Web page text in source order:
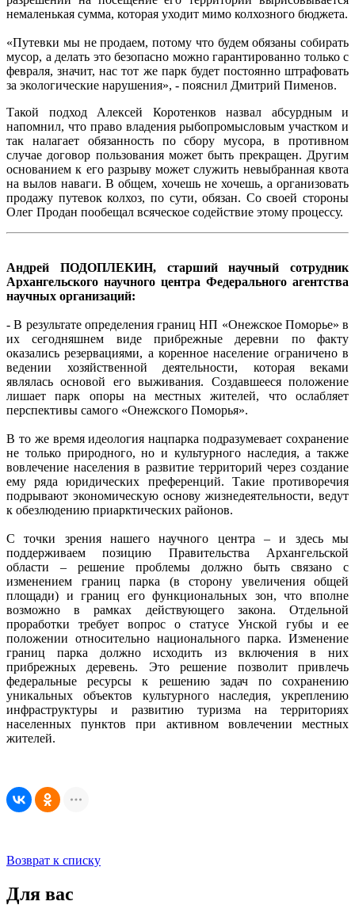
немаленькая сумма, которая уходит мимо колхозного бюджета.
«Путевки мы не продаем, потому что будем обязаны собирать
мусор, а делать это безопасно можно гарантированно только с
февраля, значит, нас тот же парк будет постоянно штрафовать
за экологические нарушения», - пояснил Дмитрий Пименов.
Такой подход Алексей Коротенков назвал абсурдным и
напомнил, что право владения рыбопромысловым участком и
так налагает обязанность по сбору мусора, в противном
случае договор пользования может быть прекращен. Другим
основанием к его разрыву может служить невыбранная квота
на вылов наваги. В общем, хочешь не хочешь, а организовать
продажу путевок колхоз, по сути, обязан. Со своей стороны
Олег Продан пообещал всяческое содействие этому процессу.
Андрей ПОДОПЛЕКИН, старший научный сотрудник
Архангельского научного центра Федерального агентства
научных организаций:
- В результате определения границ НП «Онежское Поморье» в
их сегодняшнем виде прибрежные деревни по факту
оказались резервациями, а коренное население ограничено в
ведении хозяйственной деятельности, которая веками
являлась основой его выживания. Создавшееся положение
лишает парк опоры на местных жителей, что ослабляет
перспективы самого «Онежского Поморья».
В то же время идеология нацпарка подразумевает сохранение
не только природного, но и культурного наследия, а также
вовлечение населения в развитие территорий через создание
ему ряда юридических преференций. Такие противоречия
подрывают экономическую основу жизнедеятельности, ведут
к обезлюдению приарктических районов.
С точки зрения нашего научного центра – и здесь мы
поддерживаем позицию Правительства Архангельской
области – решение проблемы должно быть связано с
изменением границ парка (в сторону увеличения общей
площади) и границ его функциональных зон, что вполне
возможно в рамках действующего закона. Отдельной
проработки требует вопрос о статусе Унской губы и ее
положении относительно национального парка. Изменение
границ парка должно исходить из включения в них
прибрежных деревень. Это решение позволит привлечь
федеральные ресурсы к решению задач по сохранению
уникальных объектов культурного наследия, укреплению
инфраструктуры и развитию туризма на территориях
населенных пунктов при активном вовлечении местных
жителей.
Возврат к списку
Для вас